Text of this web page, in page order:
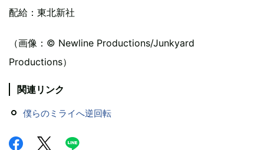
配給：東北新社
（画像：© Newline Productions/Junkyard
Productions）
関連リンク
僕らのミライへ逆回転